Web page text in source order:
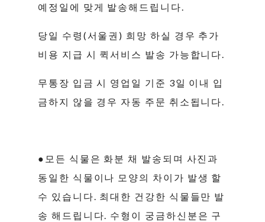
예정일에 맞게 발송해드립니다.
당일 수령(서울권) 희망 하실 경우 추가
비용 지급 시 퀵서비스 발송 가능합니다.
무통장 입금 시 영업일 기준 3일 이내 입
금하지 않을 경우 자동 주문 취소됩니다.
●모든 식물은 화분 채 발송되며 사진과
동일한 식물이나 모양의 차이가 발생 할
수 있습니다. 최대한 건강한 식물들만 발
송 해드립니다. 수형이 궁금하신분은 구